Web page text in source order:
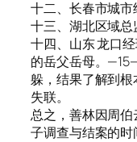
十二、长春市城市
十三、湖北区域总
十四、山东 龙口
的岳父岳母。
躲，结果了解到
失联。
总之，善林因周
子调查与结案的